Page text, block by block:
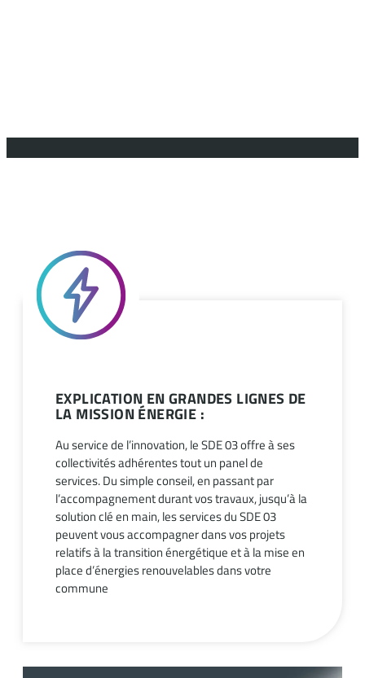
EXPLICATION EN GRANDES LIGNES DE
LA MISSION ÉNERGIE :
Au service de l’innovation, le SDE 03 offre à ses
collectivités adhérentes tout un panel de
services. Du simple conseil, en passant par
l’accompagnement durant vos travaux, jusqu’à la
solution clé en main, les services du SDE 03
peuvent vous accompagner dans vos projets
relatifs à la transition énergétique et à la mise en
place d’énergies renouvelables dans votre
commune